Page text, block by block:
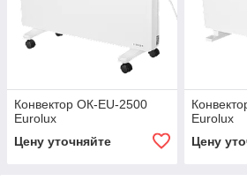
Конвектор ОК-EU-2500
Eurolux
Цену уточняйте
Eurolux
Цену